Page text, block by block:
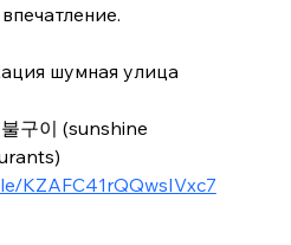
шумная улица
구이 (sunshine
KZAFC41rQQwsIVxc7